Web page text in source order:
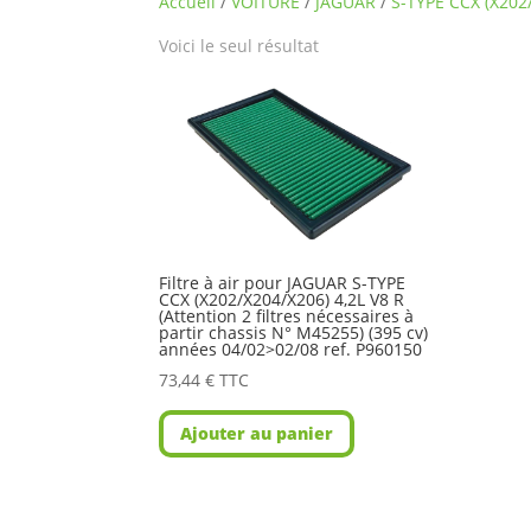
Voici le seul résultat
Filtre à air pour JAGUAR S-TYPE
CCX (X202/X204/X206) 4,2L V8 R
(Attention 2 filtres nécessaires à
partir chassis N° M45255) (395 cv)
années 04/02>02/08 ref. P960150
73,44€ TTC
Ajouter au panier